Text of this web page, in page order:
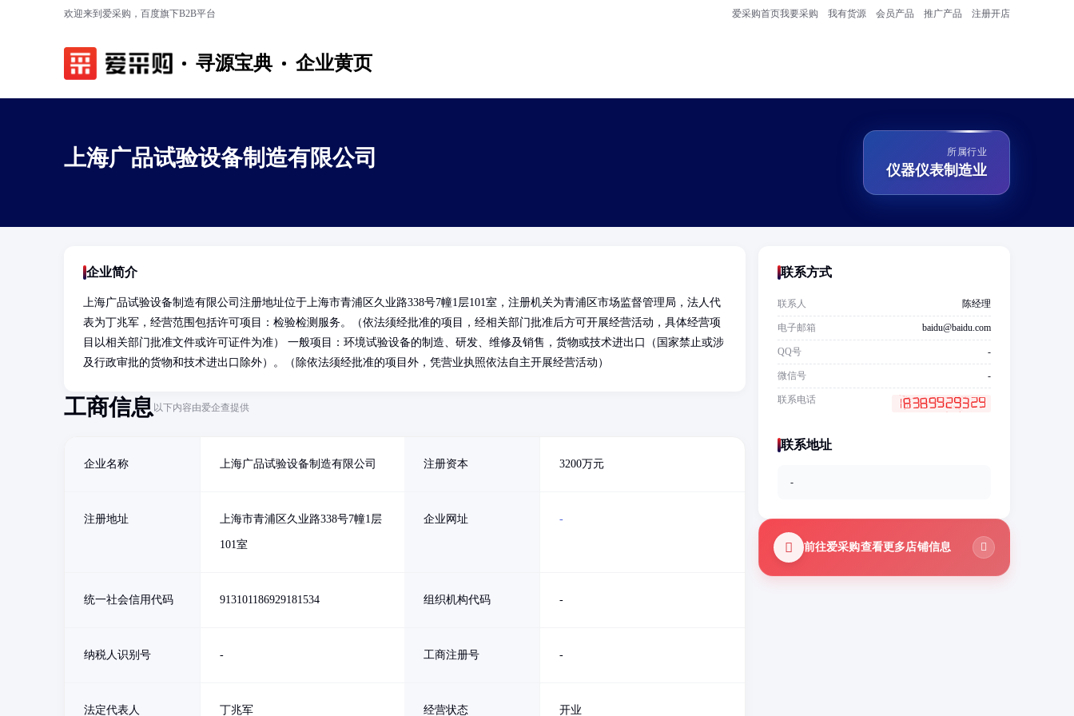
欢迎来到爱采购，百度旗下B2B平台 爱采购首页我要采购 我有货源 会员产品 推广产品 注册开店
寻源宝典 企业黄页
上海广品试验设备制造有限公司 所属行业
仪器仪表制造业
企业简介
上海广品试验设备制造有限公司注册地址位于上海市青浦区久业路338号7幢1层101室，注册机关为青浦区市场监督管理局，法人代
表为丁兆军，经营范围包括许可项目：检验检测服务。（依法须经批准的项目，经相关部门批准后方可开展经营活动，具体经营项
目以相关部门批准文件或许可证件为准） 一般项目：环境试验设备的制造、研发、维修及销售，货物或技术进出口（国家禁止或涉
及行政审批的货物和技术进出口除外）。（除依法须经批准的项目外，凭营业执照依法自主开展经营活动）
工商信息以下内容由爱企查提供
企业名称 上海广品试验设备制造有限公司 注册资本 3200万元
注册地址 上海市青浦区久业路338号7幢1层
101室
企业网址 -
统一社会信用代码 913101186929181534 组织机构代码 -
纳税人识别号 - 工商注册号 -
法定代表人 丁兆军 经营状态 开业
联系方式
联系人 陈经理
电子邮箱 baidu@baidu.com
QQ号 -
微信号 -
联系电话
联系地址
-
前往爱采购查看更多店铺信息